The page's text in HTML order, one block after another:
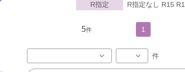
R指定
R指定なし R15
5件 1
件